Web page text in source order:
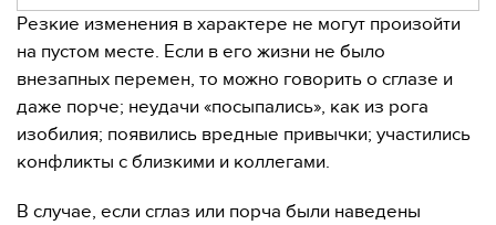
Резкие изменения в характере не могут произойти
на пустом месте. Если в его жизни не было
внезапных перемен, то можно говорить о сглазе и
даже порче; неудачи «посыпались», как из рога
изобилия; появились вредные привычки; участились
конфликты с близкими и коллегами.
В случае, если сглаз или порча были наведены